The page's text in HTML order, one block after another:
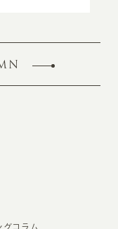
グコラム